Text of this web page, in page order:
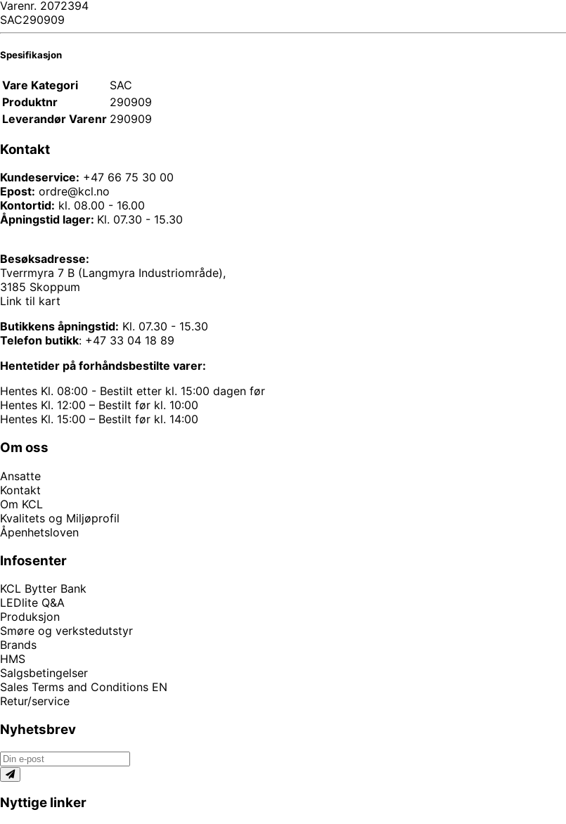
Varenr. 2072394
SAC290909
Spesifikasjon
Vare Kategori
SAC
Produktnr
290909
Leverandør Varenr 290909
Kontakt
Kundeservice: +47 66 75 30 00
Epost: ordre@kcl.no
Kontortid: kl. 08.00 - 16.00
Åpningstid lager: Kl. 07.30 - 15.30
Besøksadresse:
Tverrmyra 7 B (Langmyra Industriområde),
3185 Skoppum
Link til kart
Butikkens åpningstid: Kl. 07.30 - 15.30
Telefon butikk: +47 33 04 18 89
Hentetider på forhåndsbestilte varer:
Hentes Kl. 08:00 - Bestilt etter kl. 15:00 dagen før
Hentes Kl. 12:00 – Bestilt før kl. 10:00
Hentes Kl. 15:00 – Bestilt før kl. 14:00
Om oss
Ansatte
Kontakt
Om KCL
Kvalitets og Miljøprofil
Åpenhetsloven
Infosenter
KCL Bytter Bank
LEDlite Q&A
Produksjon
Smøre og verkstedutstyr
Brands
HMS
Salgsbetingelser
Sales Terms and Conditions EN
Retur/service
Nyhetsbrev
Nyttige linker